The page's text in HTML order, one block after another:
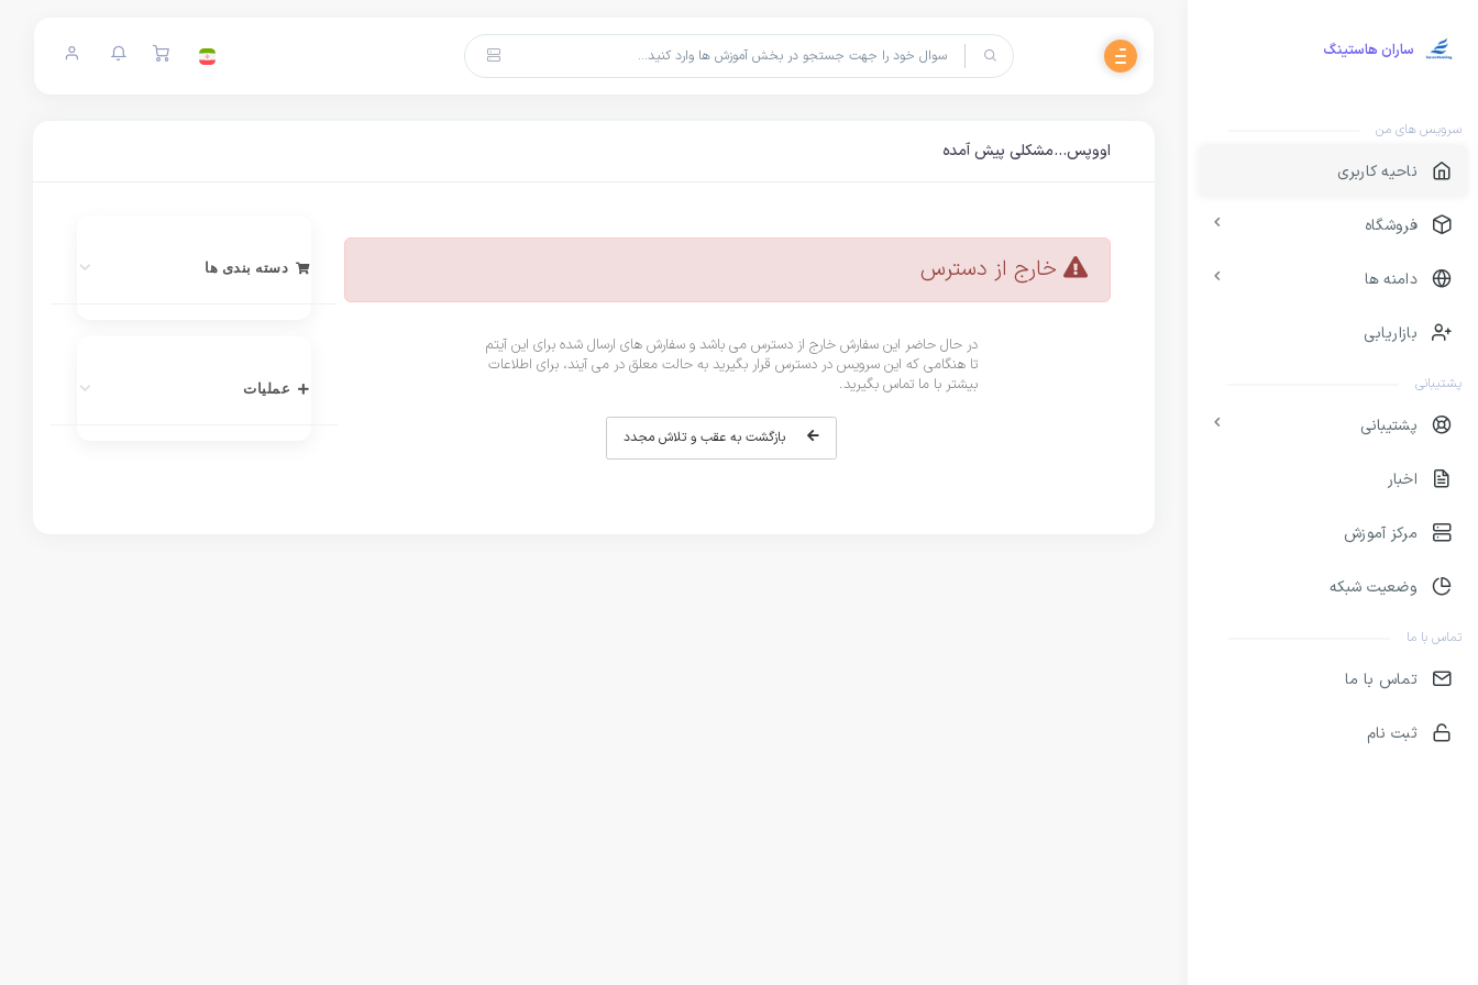
ساران هاستینگ
سرویس های من
ناحیه کاربری
فروشگاه
دامنه ها
بازاریابی
پشتیبانی
پشتیبانی
اخبار
مرکز آموزش
وضعیت شبکه
تماس با ما
تماس با ما
ثبت نام
اووپس...مشکلی پیش آمده
دسته بندی ها
عملیات
خارج از دسترس
در حال حاضر این سفارش خارج از دسترس می باشد و سفارش های ارسال شده برای این آیتم
تا هنگامی که این سرویس در دسترس قرار بگیرید به حالت معلق در می آیند، برای اطلاعات
بیشتر با ما تماس بگیرید.
بازگشت به عقب و تلاش مجدد